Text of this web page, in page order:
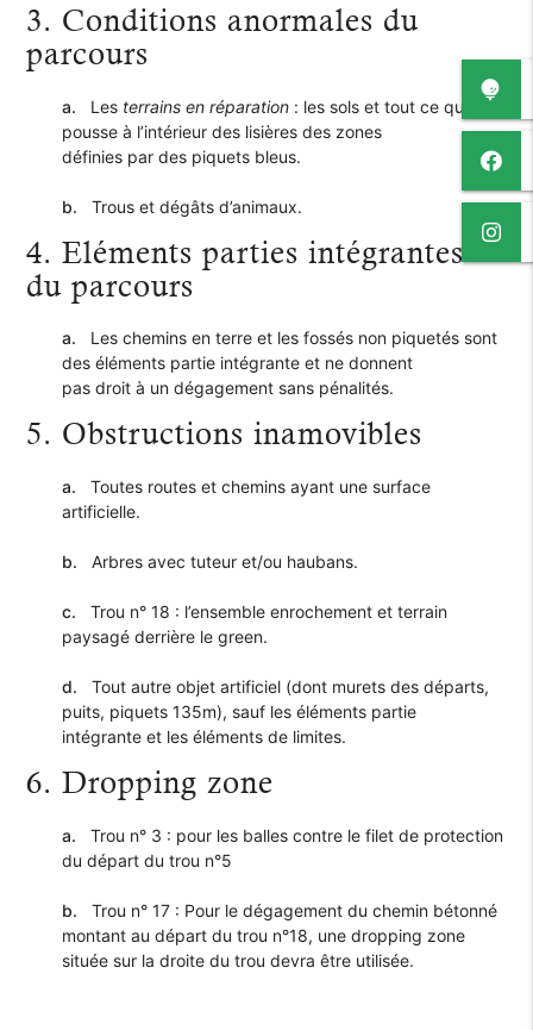
3. Conditions anormales du
parcours
a. Les terrains en réparation : les sols et tout ce qui
pousse à l’intérieur des lisières des zones
définies par des piquets bleus.
b. Trous et dégâts d’animaux.
4. Eléments parties intégrantes
du parcours
a. Les chemins en terre et les fossés non piquetés sont
des éléments partie intégrante et ne donnent
pas droit à un dégagement sans pénalités.
5. Obstructions inamovibles
a. Toutes routes et chemins ayant une surface
artificielle.
b. Arbres avec tuteur et/ou haubans.
c. Trou n° 18 : l’ensemble enrochement et terrain
paysagé derrière le green.
d. Tout autre objet artificiel (dont murets des départs,
puits, piquets 135m), sauf les éléments partie
intégrante et les éléments de limites.
6. Dropping zone
a. Trou n° 3 : pour les balles contre le filet de protection
du départ du trou n°5
b. Trou n° 17 : Pour le dégagement du chemin bétonné
montant au départ du trou n°18, une dropping zone
située sur la droite du trou devra être utilisée.